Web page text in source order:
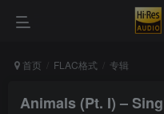
首页 FLAC格式 专辑
Animals (Pt. I) –